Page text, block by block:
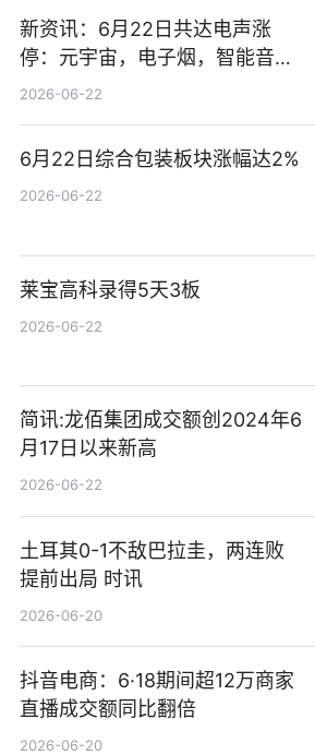
新资讯：6月22日共达电声涨
停：元宇宙，电子烟，智能音箱
概念热股
2026-06-22
6月22日综合包装板块涨幅达2%
2026-06-22
莱宝高科录得5天3板
2026-06-22
简讯:龙佰集团成交额创2024年6
月17日以来新高
2026-06-22
土耳其0-1不敌巴拉圭，两连败
提前出局 时讯
2026-06-20
抖音电商：6·18期间超12万商家
直播成交额同比翻倍
2026-06-20